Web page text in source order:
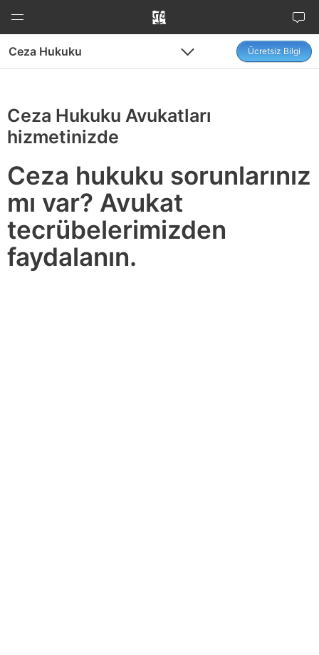
Menu
Ceza Hukuku Ücretsiz Bilgi
Ceza Hukuku Avukatları
hizmetinizde
Ceza hukuku sorunlarınız
mı var? Avukat
tecrübelerimizden
faydalanın.